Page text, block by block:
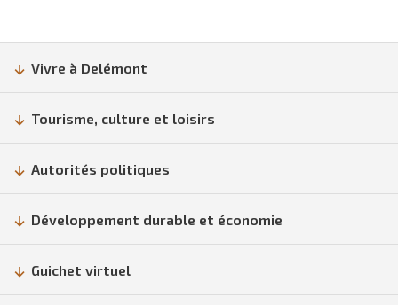
Vivre à Delémont
Tourisme, culture et loisirs
Autorités politiques
Développement durable et économie
Guichet virtuel